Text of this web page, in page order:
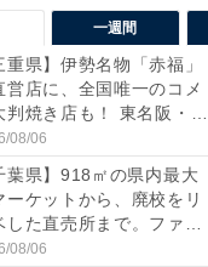
一週間
重県】伊勢名物「赤福」
営店に、全国唯一のコメ
判焼き店も！ 東名阪・
08/06
葉県】918㎡の県内最大
ーケットから、廃校をリ
した直売所まで。ファ
08/06